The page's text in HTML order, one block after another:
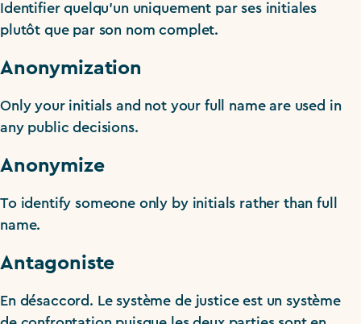
Identifier quelqu’un uniquement par ses initiales
plutôt que par son nom complet.
Anonymization
Only your initials and not your full name are used in
any public decisions.
Anonymize
To identify someone only by initials rather than full
name.
Antagoniste
En désaccord. Le système de justice est un système